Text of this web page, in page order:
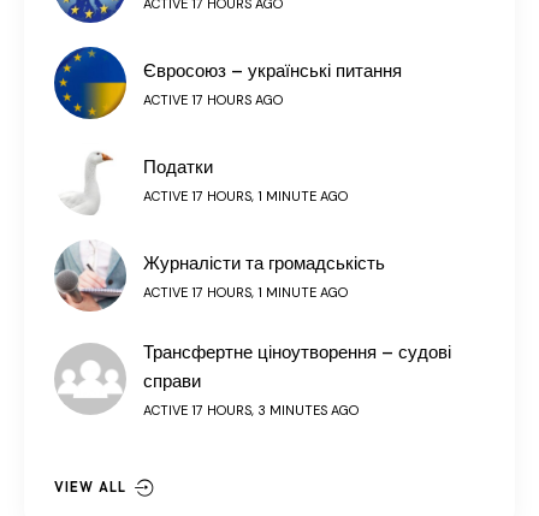
Євросоюз – українські питання
ACTIVE 17 HOURS AGO
Податки
ACTIVE 17 HOURS, 1 MINUTE AGO
Журналісти та громадськість
ACTIVE 17 HOURS, 1 MINUTE AGO
Трансфертне ціноутворення – судові
справи
ACTIVE 17 HOURS, 3 MINUTES AGO
VIEW ALL